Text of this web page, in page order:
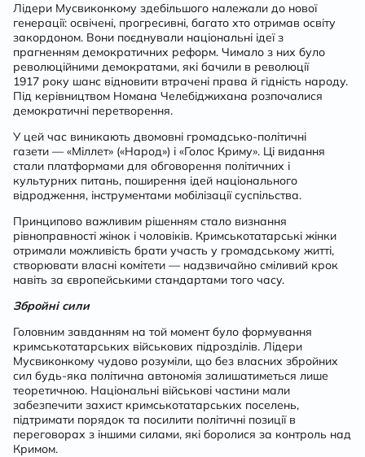
Лідери Мусвиконкому здебільшого належали до нової
генерації: освічені, прогресивні, багато хто отримав освіту
закордоном. Вони поєднували національні ідеї з
прагненням демократичних реформ. Чимало з них було
революційними демократами, які бачили в революції
1917 року шанс відновити втрачені права й гідність народу.
Під керівництвом Номана Челебіджихана розпочалися
демократичні перетворення.
У цей час виникають двомовні громадсько-політичні
газети — «Міллет» («Народ») і «Голос Криму». Ці видання
стали платформами для обговорення політичних і
культурних питань, поширення ідей національного
відродження, інструментами мобілізації суспільства.
Принципово важливим рішенням стало визнання
рівноправності жінок і чоловіків. Кримськотатарські жінки
отримали можливість брати участь у громадському житті,
створювати власні комітети — надзвичайно сміливий крок
навіть за європейськими стандартами того часу.
Збройні сили
Головним завданням на той момент було формування
кримськотатарських військових підрозділів. Лідери
Мусвиконкому чудово розуміли, що без власних збройних
сил будь-яка політична автономія залишатиметься лише
теоретичною. Національні військові частини мали
забезпечити захист кримськотатарських поселень,
підтримати порядок та посилити політичні позиції в
переговорах з іншими силами, які боролися за контроль над
Кримом.